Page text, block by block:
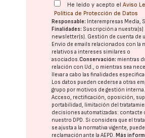
He leído y acepto elAviso
Política de Protección de Datos
Responsable: Interempresas Media,
Finalidades: Suscripción a nuestra(s)
newsletter(s). Gestión de cuenta de
Envío de emails relacionados con la
relativos a intereses similares o
asociados.Conservación: mientras
relación con Ud., o mientras sea
llevar a cabo las finalidades
Los datos pueden cederse a otras
grupo por motivos de gestión
Acceso, rectificación, oposición,
portabilidad, limitación del
decisiones automatizadas: contacte
nuestro DPD. Si considera que el
se ajusta a la normativa vigente,
reclamación ante laAEPD.Más